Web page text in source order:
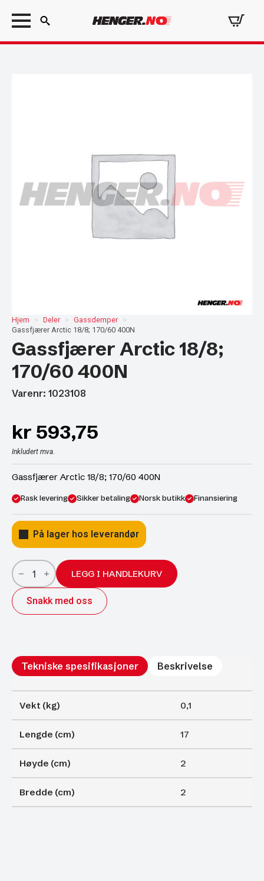
Search
Hjem Deler
Gassdemper
Gassfjærer Arctic 18/8; 170/60 400N
Gassfjærer Arctic 18/8;
170/60 400N
Varenr: 1023108
kr 593,75
Inkludert mva.
Gassfjærer Arctic 18/8; 170/60 400N
Rask levering Sikker betaling Norsk butikk Finansiering
På lager hos leverandør
Gassfjærer
Arctic
18/8;
170/60
400N
antall
LEGG I HANDLEKURV
Snakk med oss
Tekniske spesifikasjoner Beskrivelse
Vekt (kg) 0,1
Lengde (cm) 17
Høyde (cm) 2
Bredde (cm) 2